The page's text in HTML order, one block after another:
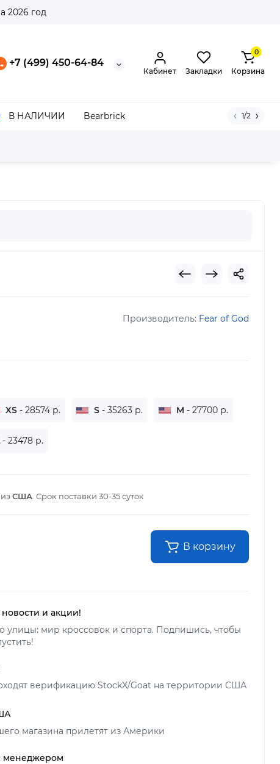
2026 год
+7 (499) 450-64-84
Кабинет Закладки
0
Корзина
В НАЛИЧИИ Bearbrick 1/2
Производитель: Fear of God
XS - 28574 р. S - 35263 р. M - 27700 р.
- 23478 р.
США . Срок поставки 30-35 суток
В корзину
и акции!
улицы: мир кроссовок и спорта. Подпишись, чтобы
верификацию StockX/Goat на территории США
магазина прилетят из Америки
менеджером